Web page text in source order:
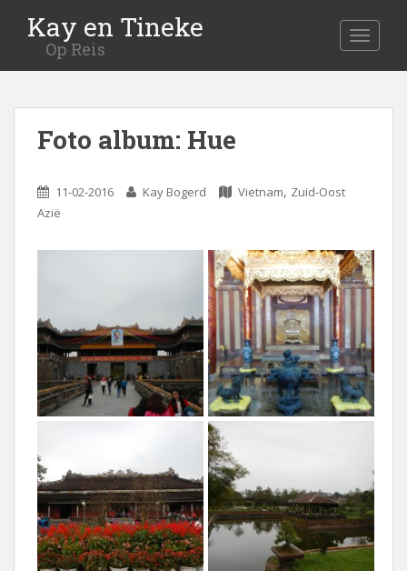
MENU
Kay en Tineke
Op Reis
Foto album: Hue
11-02-2016 Kay Bogerd Vietnam, Zuid-Oost
Azië